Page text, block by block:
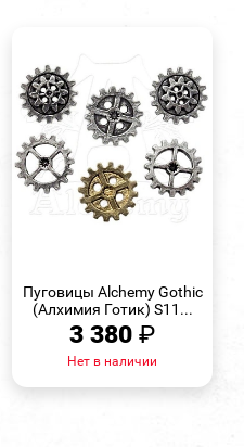
Пуговицы Alchemy Gothic
(Алхимия Готик) S11...
3 380 ₽
Нет в наличии